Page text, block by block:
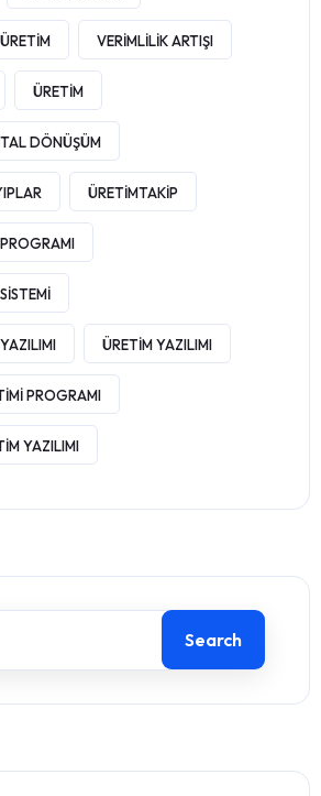
VERIMLILIK ARTIŞI
ÜRETIM
DÖNÜŞÜM
ÜRETIMTAKIP
ÜRETIM YAZILIMI
PROGRAMI
YAZILIMI
Search